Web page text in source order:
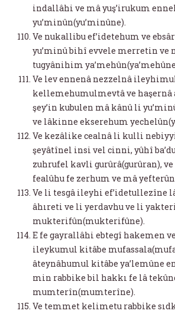
indallâhi ve mâ yuş’irukum
yu’minûn(yu’minûne).
Ve nukallibu ef’idetehum ve
yu’minû bihî evvele merretin ve
tugyânihim
Ve lev ennenâ nezzelnâ
kellemehumulmevtâ ve
şey’in kubulen mâ kânû li
ve lâkinne ekserehum
Ve kezâlike cealnâ li kulli
şeyâtînel insi vel cinni, yûhî
zuhrufel kavli gurûrâ(gurûran), ve
fealûhu fe zerhum ve mâ
Ve li tesgâ ileyhi ef’idetullezîne
âhıreti ve li yerdavhu ve li
mukterifûn(mukterifûne).
E fe gayrallâhi ebtegî hakemen
ileykumul kitâbe
âteynâhumul kitâbe ya’lemûne
min rabbike bil hakkı fe lâ
mumterîn(mumterîne).
Ve temmet kelimetu rabbike